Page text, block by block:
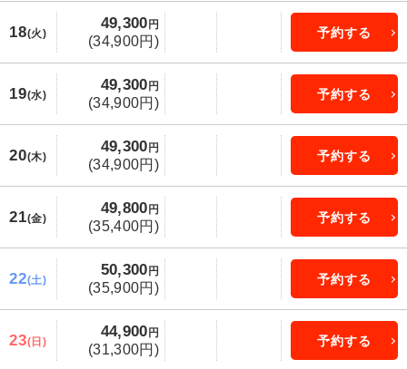
18(火)
49,300 円
(34,900円)
予約する
19(水)
49,300 円
(34,900円)
予約する
20(木)
49,300 円
(34,900円)
予約する
21(金)
49,800 円
(35,400円)
予約する
22(土)
50,300 円
(35,900円)
予約する
23(日)
44,900 円
(31,300円)
予約する